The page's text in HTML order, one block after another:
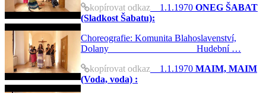
kopírovat odkaz 1.1.1970 ONEG ŠABAT
(Sladkost Šabatu):
Choreografie: Komunita Blahoslavenství,
Dolany Hudební …
kopírovat odkaz 1.1.1970 MAIM, MAIM
(Voda, voda) :